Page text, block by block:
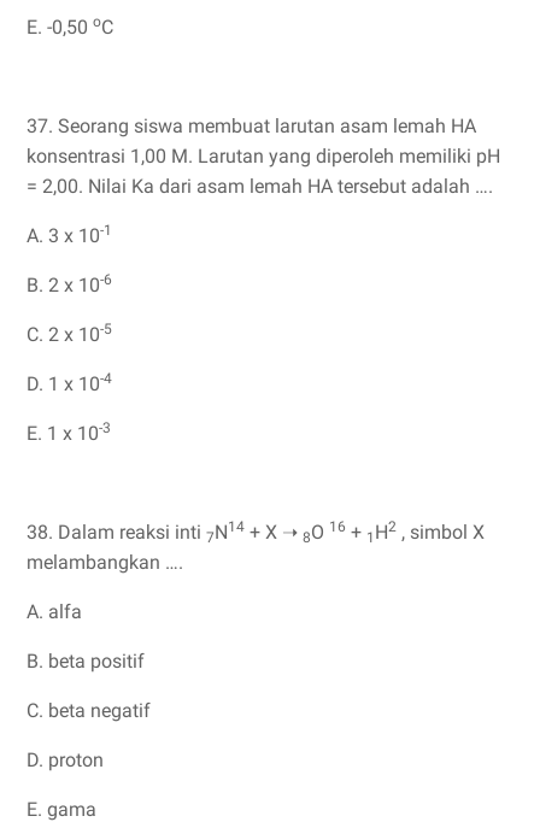
E. -0,50 oC
37. Seorang siswa membuat larutan asam lemah HA
konsentrasi 1,00 M. Larutan yang diperoleh memiliki pH
= 2,00. Nilai Ka dari asam lemah HA tersebut adalah ….
A. 3 x 10-1
B. 2 x 10-6
C. 2 x 10-5
D. 1 x 10-4
E. 1 x 10-3
38. Dalam reaksi inti 7N14 + X ➝ 8O 16 + 1 H2 , simbol X
melambangkan ….
A. alfa
B. beta positif
C. beta negatif
D. proton
E. gama